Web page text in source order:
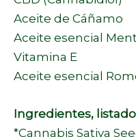
Aceite de Cáñamo
Aceite esencial
Vitamina E
Aceite esencial
Ingredientes, listado
*Cannabis Sativa